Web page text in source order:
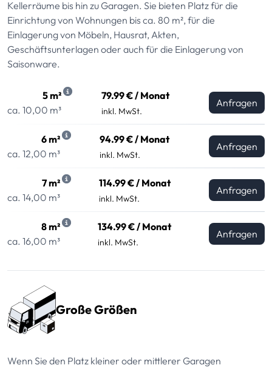
Kellerräume bis hin zu Garagen. Sie bieten Platz für die
Einrichtung von Wohnungen bis ca. 80 m², für die
Einlagerung von Möbeln, Hausrat, Akten,
Geschäftsunterlagen oder auch für die Einlagerung von
Saisonware.
5 m²
ca. 10,00 m³
79.99 € / Monat
inkl. MwSt.
Anfragen
6 m²
ca. 12,00 m³
94.99 € / Monat
inkl. MwSt.
Anfragen
7 m²
ca. 14,00 m³
114.99 € / Monat
inkl. MwSt.
Anfragen
8 m²
ca. 16,00 m³
134.99 € / Monat
inkl. MwSt.
Anfragen
Große Größen
Wenn Sie den Platz kleiner oder mittlerer Garagen